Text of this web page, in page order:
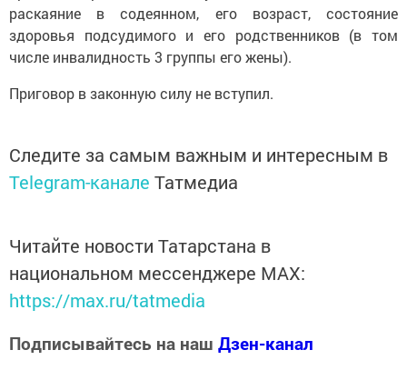
раскаяние в содеянном, его возраст, состояние
здоровья подсудимого и его родственников (в том
числе инвалидность 3 группы его жены).
Приговор в законную силу не вступил.
Следите за самым важным и интересным в
Telegram-канале Татмедиа
Читайте новости Татарстана в
национальном мессенджере MАХ:
https://max.ru/tatmedia
Подписывайтесь на наш Дзен-канал